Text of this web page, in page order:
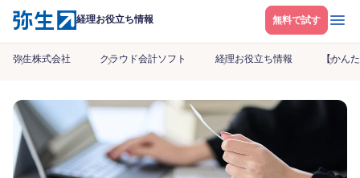
経理お役立ち情報 無料で試す メニ
弥生株式会社 クラウド会計ソフト 経理お役立ち情報 【かん